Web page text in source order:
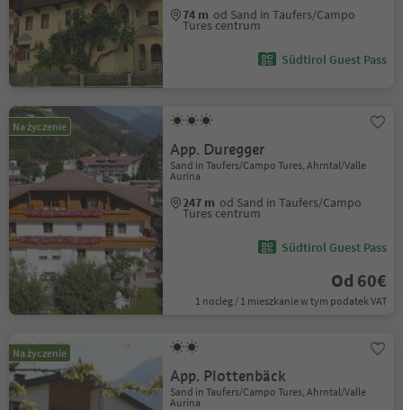
74 m od Sand in Taufers/Campo
Tures centrum
Südtirol Guest Pass
Na życzenie
App. Duregger
Sand in Taufers/Campo Tures, Ahrntal/Valle
Aurina
247 m od Sand in Taufers/Campo
Tures centrum
Südtirol Guest Pass
Od 60€
1 nocleg / 1 mieszkanie w tym podatek VAT
Na życzenie
App. Plottenbäck
Sand in Taufers/Campo Tures, Ahrntal/Valle
Aurina